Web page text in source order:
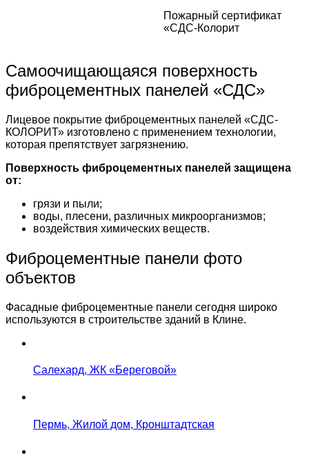
Пожарный сертификат
«СДС-Колорит
Самоочищающаяся поверхность
фиброцементных панелей «СДС»
Лицевое покрытие фиброцементных панелей «СДС-
КОЛОРИТ» изготовлено с применением технологии,
которая препятствует загрязнению.
Поверхность фиброцементных панелей защищена
от:
грязи и пыли;
воды, плесени, различных микроорганизмов;
воздействия химических веществ.
Фиброцементные панели фото
объектов
Фасадные фиброцементные панели сегодня широко
используются в строительстве зданий в Клине.
Салехард, ЖК «Береговой»
Пермь, Жилой дом, Кронштадтская